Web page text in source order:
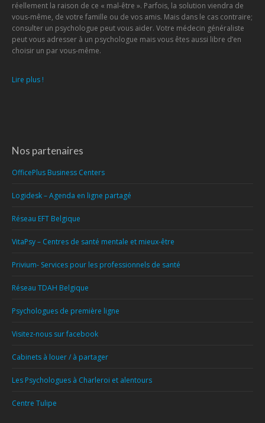
réellement la raison de ce « mal-être ». Parfois, la solution viendra de
vous-même, de votre famille ou de vos amis. Mais dans le cas contraire;
consulter un psychologue peut vous aider. Votre médecin généraliste
peut vous adresser à un psychologue mais vous êtes aussi libre d’en
choisir un par vous-même.
Lire plus !
Nos partenaires
OfficePlus Business Centers
Logidesk – Agenda en ligne partagé
Réseau EFT Belgique
VitaPsy – Centres de santé mentale et mieux-être
Privium- Services pour les professionnels de santé
Réseau TDAH Belgique
Psychologues de première ligne
Visitez-nous sur facebook
Cabinets à louer / à partager
Les Psychologues à Charleroi et alentours
Centre Tulipe